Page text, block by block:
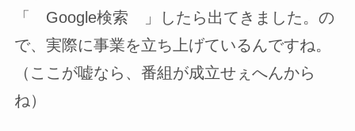
「 Google検索 」したら出てきました。の
で、実際に事業を立ち上げているんですね。
（ここが嘘なら、番組が成立せぇへんから
ね）